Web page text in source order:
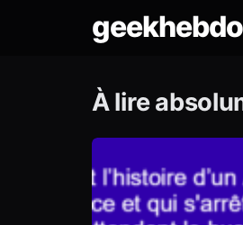
geekhebdo
À lire